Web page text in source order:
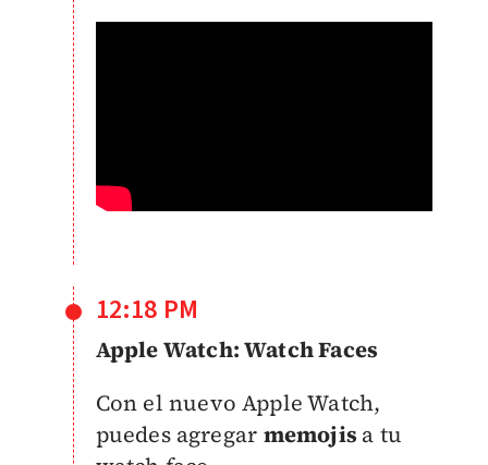
12:18 PM
Apple Watch: Watch Faces
Con el nuevo Apple Watch,
puedes agregar memojis a tu